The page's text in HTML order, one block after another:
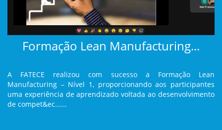
Formação Lean Manufacturing...
A FATECE realizou com sucesso a Formação Lean
Manufacturing – Nível 1, proporcionando aos participantes
uma experiência de aprendizado voltada ao desenvolvimento
de compet&ec......